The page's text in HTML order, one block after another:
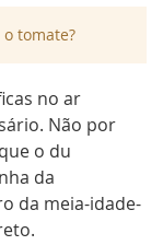
mau",
dado o
o cume
de vôo
grande
e pelas
no dia do
tomate?
no ar
Não por
o du
da
da meia-idade-